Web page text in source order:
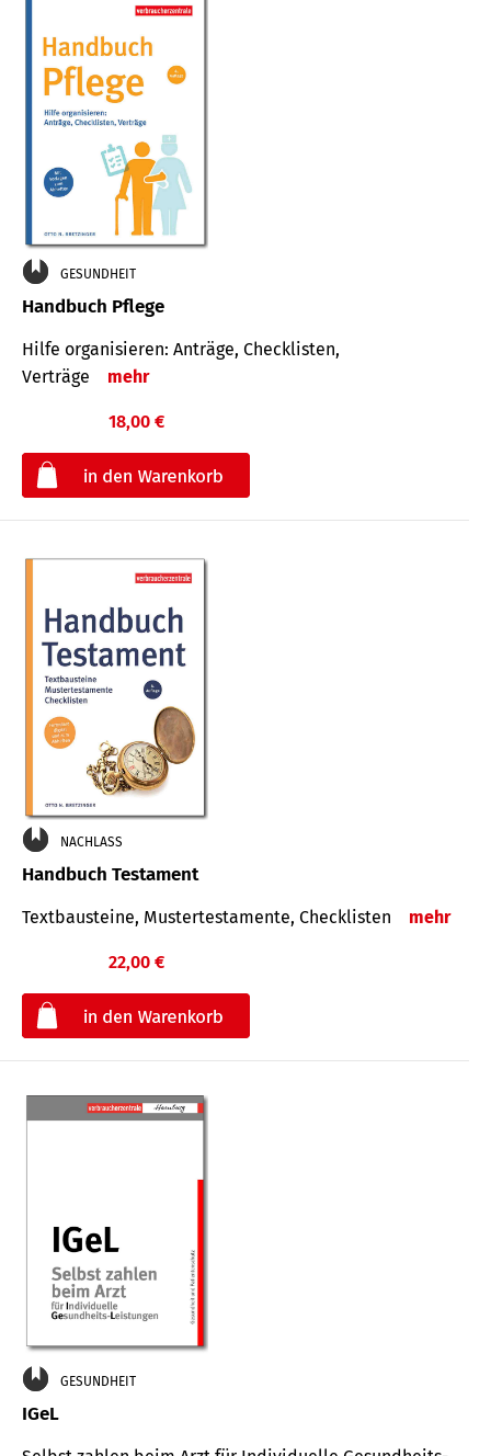
GESUNDHEIT
Handbuch Pflege
Hilfe organisieren: Anträge, Checklisten,
Verträge
mehr
18,00 €
NACHLASS
Handbuch Testament
Textbausteine, Mustertestamente, Checklisten mehr
22,00 €
GESUNDHEIT
IGeL